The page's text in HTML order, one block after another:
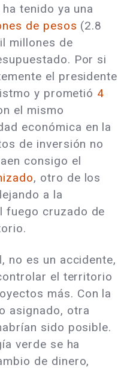
tenido ya una
de pesos (2.8
millones de
Por si
el presidente
y prometió 4
el mismo
económica en la
de inversión no
consigo el
, otro de los
a la
fuego cruzado de
no es un accidente,
el territorio
más. Con la
asignado, otra
sido posible.
verde se ha
de dinero,